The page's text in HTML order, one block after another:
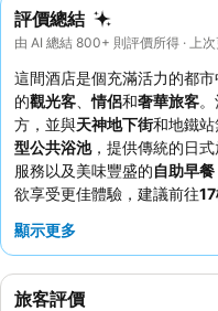
評價總結
由 AI 總結 800+ 則評價所得 · 上
這間酒店是個充滿活力的都
的觀光客 、情侶和奢華旅客
方，並與天神地下街和地鐵
型公共浴池，提供傳統的日
服務以及美味豐盛的自助早餐
欲享受更佳體驗，建議前往
顯示更多
旅客評價